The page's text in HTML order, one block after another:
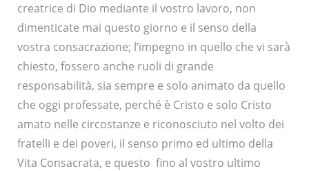
creatrice di Dio mediante il vostro lavoro, non
dimenticate mai questo giorno e il senso della
vostra consacrazione; l’impegno in quello che vi sarà
chiesto, fossero anche ruoli di grande
responsabilità, sia sempre e solo animato da quello
che oggi professate, perché è Cristo e solo Cristo
amato nelle circostanze e riconosciuto nel volto dei
fratelli e dei poveri, il senso primo ed ultimo della
Vita Consacrata, e questo fino al vostro ultimo